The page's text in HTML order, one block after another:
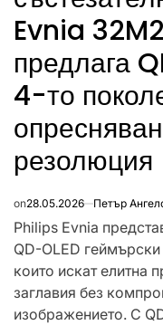
Evnia
предлага
4-то
резолюция
on28.05.2026 Петър
Philips Evnia
QD-OLED
които искат елитна
заглавия без
изображението. С